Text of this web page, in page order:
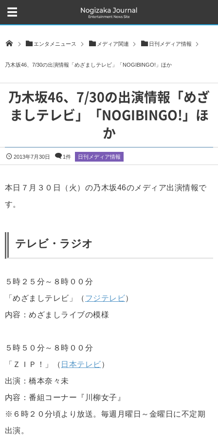
エンタメニュース メディア関連 日刊メディア情報
乃木坂46、7/30の出演情報「めざましテレビ」「NOGIBINGO!」ほか
乃木坂46、7/30の出演情報「めざ
ましテレビ」「NOGIBINGO!」ほ
か
2013年7月30日 1件 日刊メディア情報
本日７月３０日（火）の乃木坂46のメディア出演情報で
す。
テレビ・ラジオ
５時２５分～８時００分
「めざましテレビ」（ フジテレビ）
内容：めざましライブの模様
５時５０分～８時００分
「ＺＩＰ！」（ 日本テレビ）
出演：橋本奈々未
内容：番組コーナー『川柳女子』
※６時２０分頃より放送。毎週月曜日～金曜日に不定期
出演。